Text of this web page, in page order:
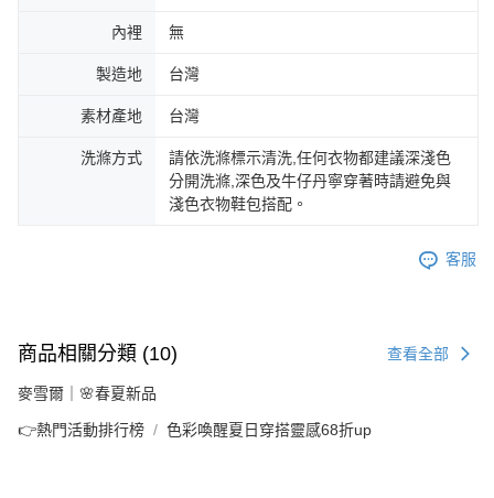
內裡 無
製造地 台灣
素材產地 台灣
洗滌方式
請依洗滌標示清洗,任何衣物都建議深淺色
分開洗滌,深色及牛仔丹寧穿著時請避免與
淺色衣物鞋包搭配。
客服
商品相關分類 (10) 查看全部
麥雪爾｜🌸春夏新品
👉熱門活動排行榜 色彩喚醒夏日穿搭靈感68折up